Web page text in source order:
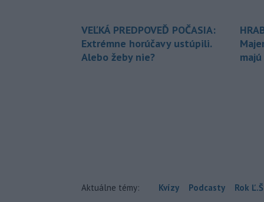
VEĽKÁ PREDPOVEĎ POČASIA:
Extrémne horúčavy ustúpili.
Alebo žeby nie?
Aktuálne témy: Kvízy Podcasty Rok